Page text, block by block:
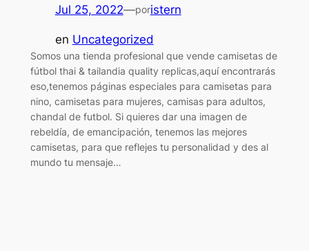
Jul 25, 2022—poristern
en Uncategorized
Somos una tienda profesional que vende camisetas de
fútbol thai & tailandia quality replicas,aquí encontrarás
eso,tenemos páginas especiales para camisetas para
nino, camisetas para mujeres, camisas para adultos,
chandal de futbol. Si quieres dar una imagen de
rebeldía, de emancipación, tenemos las mejores
camisetas, para que reflejes tu personalidad y des al
mundo tu mensaje…